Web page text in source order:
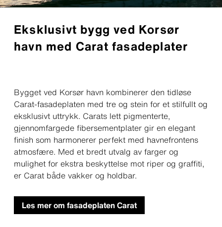
Eksklusivt bygg ved Korsør
havn med Carat fasadeplater
Bygget ved Korsør havn kombinerer den tidløse
Carat-fasadeplaten med tre og stein for et stilfullt og
eksklusivt uttrykk. Carats lett pigmenterte,
gjennomfargede fibersementplater gir en elegant
finish som harmonerer perfekt med havnefrontens
atmosfære. Med et bredt utvalg av farger og
mulighet for ekstra beskyttelse mot riper og graffiti,
er Carat både vakker og holdbar.
Les mer om fasadeplaten Carat